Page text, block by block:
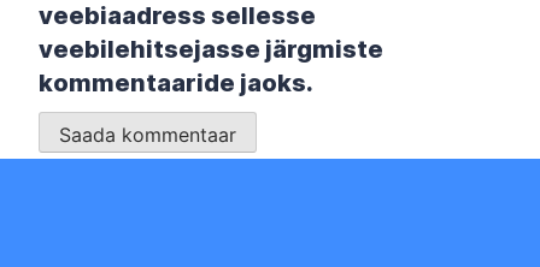
veebiaadress sellesse
veebilehitsejasse järgmiste
kommentaaride jaoks.